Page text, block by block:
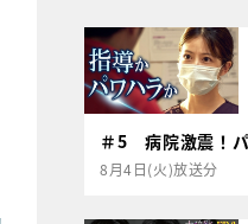
＃5 病院激震！
8月4日(火)放送分